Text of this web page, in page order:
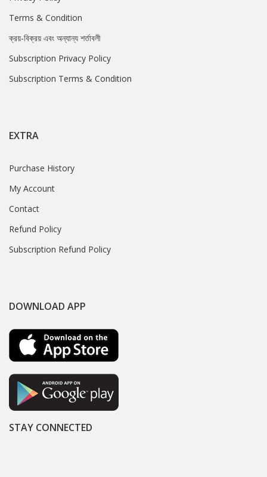
Terms & Condition
ক্রয়-বিক্রয় এবং অন্যান্য শর্তাবলী
Subscription Privacy Policy
Subscription Terms & Condition
EXTRA
Purchase History
My Account
Contact
Refund Policy
Subscription Refund Policy
DOWNLOAD APP
STAY CONNECTED